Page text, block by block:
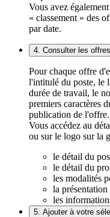
Vous avez
« classement » des
par date.
4. Consulter les
Pour chaque offre
l'intitulé du poste, le
durée de travail, le
premiers caractères
publication de l'offre.
Vous accédez au
ou sur le logo sur la
le détail du
le détail du
les modalités
la
les
5. Ajouter à votre